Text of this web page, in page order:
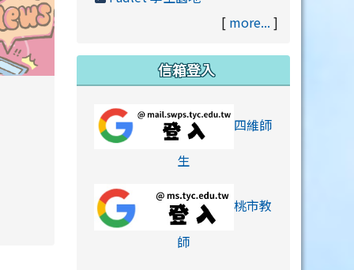
xiaohongshu.html
xiaohongshu.html
[ more... ]
信箱登入
四維師
生link to https://
桃市教
師link to https://